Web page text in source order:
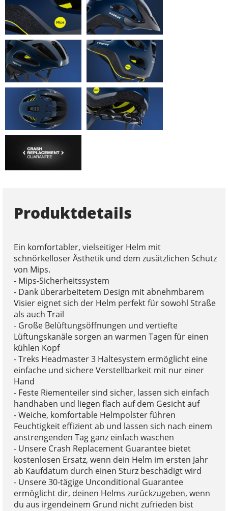
Produktdetails
Ein komfortabler, vielseitiger Helm mit
schnörkelloser Ästhetik und dem zusätzlichen Schutz
von Mips.
- Mips-Sicherheitssystem
- Dank überarbeitetem Design mit abnehmbarem
Visier eignet sich der Helm perfekt für sowohl Straße
als auch Trail
- Große Belüftungsöffnungen und vertiefte
Lüftungskanäle sorgen an warmen Tagen für einen
kühlen Kopf
- Treks Headmaster 3 Haltesystem ermöglicht eine
einfache und sichere Verstellbarkeit mit nur einer
Hand
- Feste Riementeiler sind sicher, lassen sich einfach
handhaben und liegen flach auf dem Gesicht auf
- Weiche, komfortable Helmpolster führen
Feuchtigkeit effizient ab und lassen sich nach einem
anstrengenden Tag ganz einfach waschen
- Unsere Crash Replacement Guarantee bietet
kostenlosen Ersatz, wenn dein Helm im ersten Jahr
ab Kaufdatum durch einen Sturz beschädigt wird
- Unsere 30-tägige Unconditional Guarantee
ermöglicht dir, deinen Helms zurückzugeben, wenn
du aus irgendeinem Grund nicht zufrieden bist